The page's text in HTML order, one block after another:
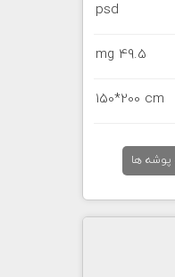
psd
49.5 mg
150*200 cm
پوشه ها